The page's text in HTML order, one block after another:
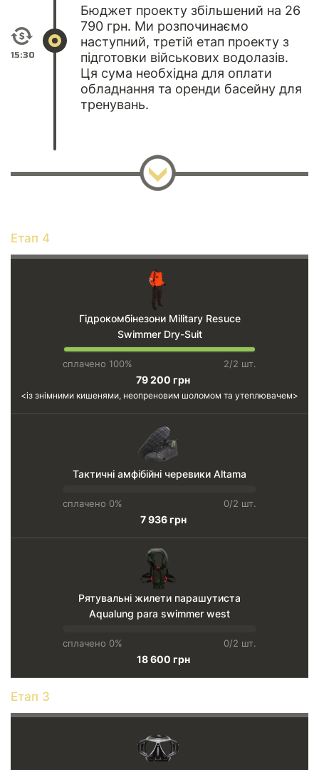
15:30
Бюджет проекту збільшений на 26
790 грн. Ми розпочинаємо
наступний, третій етап проекту з
підготовки військових водолазів.
Ця сума необхідна для оплати
обладнання та оренди басейну для
тренувань.
Етап 4
Гідрокомбінезони Military Resuce
Swimmer Dry-Suit
сплачено 100% 2/2 шт.
79 200 грн
із знімними кишенями, неопреновим шоломом та утеплювачем
Тактичні амфібійні черевики Altama
сплачено 0% 0/2 шт.
7 936 грн
Рятувальні жилети парашутиста
Aqualung para swimmer west
сплачено 0% 0/2 шт.
18 600 грн
Етап 3